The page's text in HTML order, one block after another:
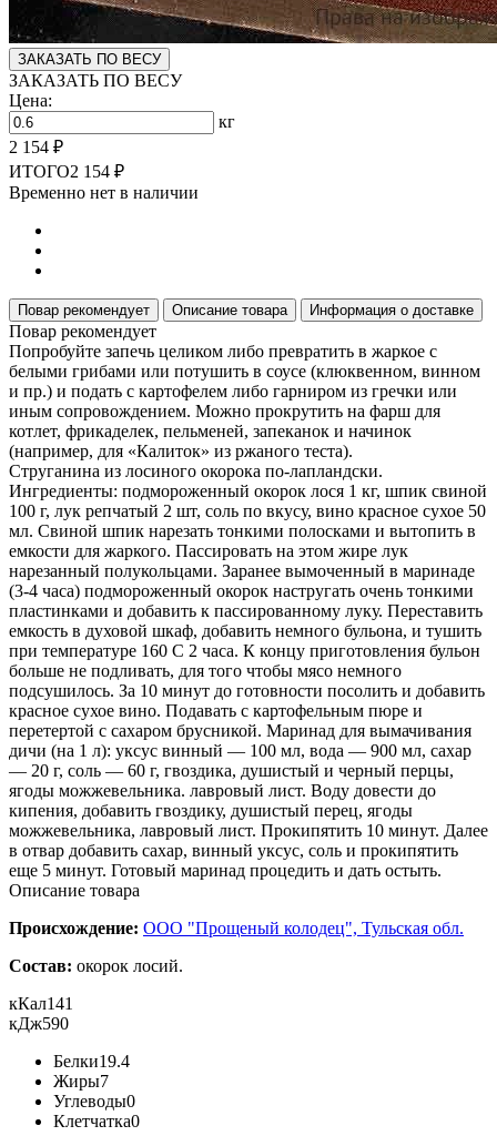
ЗАКАЗАТЬ ПО ВЕСУ
ЗАКАЗАТЬ ПО ВЕСУ
Цена:
кг
2 154 ₽
ИТОГО2 154 ₽
Временно нет в наличии
Повар рекомендует Описание товара Информация о доставке
Повар рекомендует
Попробуйте запечь целиком либо превратить в жаркое с
белыми грибами или потушить в соусе (клюквенном, винном
и пр.) и подать с картофелем либо гарниром из гречки или
иным сопровождением. Можно прокрутить на фарш для
котлет, фрикаделек, пельменей, запеканок и начинок
(например, для «Калиток» из ржаного теста).
Струганина из лосиного окорока по-лапландски.
Ингредиенты: подмороженный окорок лося 1 кг, шпик свиной
100 г, лук репчатый 2 шт, соль по вкусу, вино красное сухое 50
мл. Свиной шпик нарезать тонкими полосками и вытопить в
емкости для жаркого. Пассировать на этом жире лук
нарезанный полукольцами. Заранее вымоченный в маринаде
(3-4 часа) подмороженный окорок настругать очень тонкими
пластинками и добавить к пассированному луку. Переставить
емкость в духовой шкаф, добавить немного бульона, и тушить
при температуре 160 С 2 часа. К концу приготовления бульон
больше не подливать, для того чтобы мясо немного
подсушилось. За 10 минут до готовности посолить и добавить
красное сухое вино. Подавать с картофельным пюре и
перетертой с сахаром брусникой. Маринад для вымачивания
дичи (на 1 л): уксус винный — 100 мл, вода — 900 мл, сахар
— 20 г, соль — 60 г, гвоздика, душистый и черный перцы,
ягоды можжевельника. лавровый лист. Воду довести до
кипения, добавить гвоздику, душистый перец, ягоды
можжевельника, лавровый лист. Прокипятить 10 минут. Далее
в отвар добавить сахар, винный уксус, соль и прокипятить
еще 5 минут. Готовый маринад процедить и дать остыть.
Описание товара
Происхождение: ООО "Прощеный колодец", Тульская обл.
Состав: окорок лосий.
кКал141
кДж590
Белки19.4
Жиры7
Углеводы0
Клетчатка0